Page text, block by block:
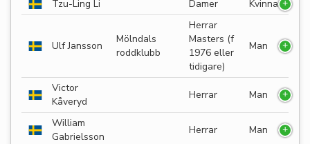
Tzu-Ling Li Damer Kvinna
Ulf Jansson
Mölndals
roddklubb
Herrar
Masters (f
1976 eller
tidigare)
Man
Victor
Kåveryd
Herrar Man
William
Gabrielsson
Herrar Man